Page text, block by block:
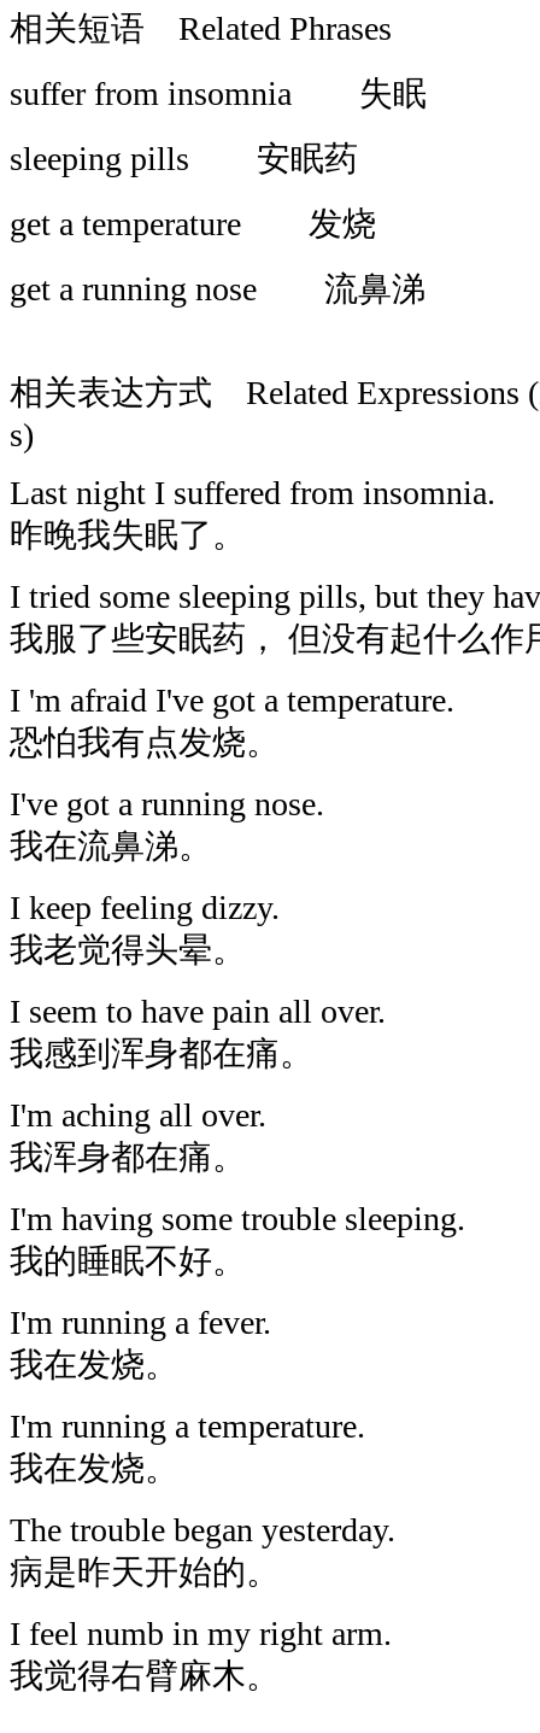
相关短语 Related Phrases
suffer from insomnia 失眠
sleeping pills 安眠药
get a temperature 发烧
get a running nose 流鼻涕
相关表达方式 Related Expressions
s)
Last night I suffered from insomnia.
昨晚我失眠了。
I tried some sleeping pills, but they
我服了些安眠药， 但没有起什么作
I 'm afraid I've got a temperature.
恐怕我有点发烧。
I've got a running nose.
我在流鼻涕。
I keep feeling dizzy.
我老觉得头晕。
I seem to have pain all over.
我感到浑身都在痛。
I'm aching all over.
我浑身都在痛。
I'm having some trouble sleeping.
我的睡眠不好。
I'm running a fever.
我在发烧。
I'm running a temperature.
我在发烧。
The trouble began yesterday.
病是昨天开始的。
I feel numb in my right arm.
我觉得右臂麻木。